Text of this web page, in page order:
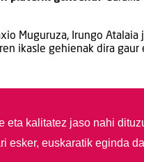
Muguruza, Irungo Atalaia
ikasle gehienak dira
eta kalitatez jaso nahi
esker, euskaratik eginda